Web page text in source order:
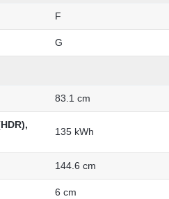
F
G
83.1 cm
135 kWh
144.6 cm
6 cm